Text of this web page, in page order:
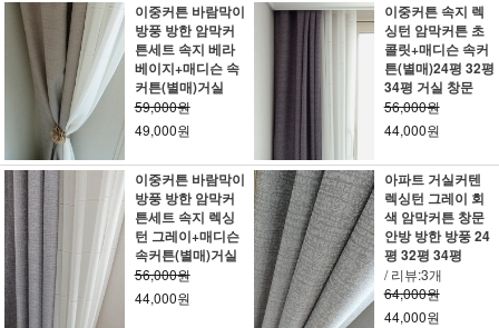
이중커튼 바람막이
방풍 방한 암막커
튼세트 속지 베라
베이지+매디슨 속
커튼(별매)거실
59,000원
49,000원
이중커튼 속지 렉
싱턴 암막커튼 초
콜릿+매디슨 속커
튼(별매)24평 32평
34평 거실 창문
56,000원
44,000원
이중커튼 바람막이
방풍 방한 암막커
튼세트 속지 렉싱
턴 그레이+매디슨
속커튼(별매)거실
56,000원
44,000원
아파트 거실커텐
렉싱턴 그레이 회
색 암막커튼 창문
안방 방한 방풍 24
평 32평 34평
/ 리뷰:3개
64,000원
44,000원